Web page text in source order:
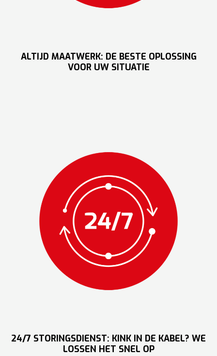
ALTIJD MAATWERK: DE BESTE OPLOSSING
VOOR UW SITUATIE
24/7 STORINGSDIENST: KINK IN DE KABEL? WE
LOSSEN HET SNEL OP